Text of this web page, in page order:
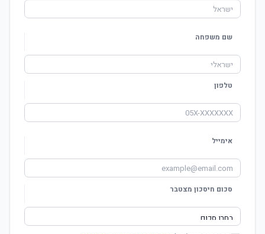
שם משפחה
טלפון
אימייל
סכום חיסכון מצטבר